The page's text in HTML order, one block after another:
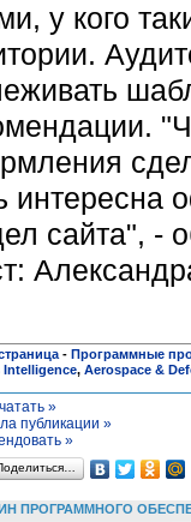
у кого
интересна
сайта", -
- Программные
Intelligence, Aerospace &
»
публикации »
»
ПРОГРАММНОГО